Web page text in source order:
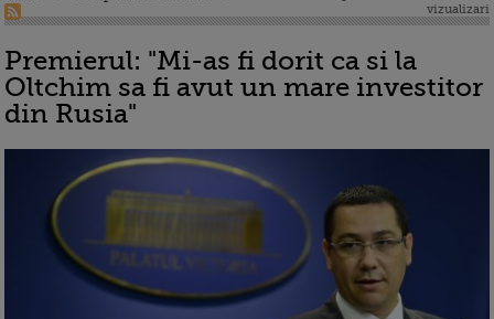
vizualizari
Premierul: "Mi-as fi dorit ca si la
Oltchim sa fi avut un mare investitor
din Rusia"